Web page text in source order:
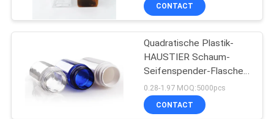
TRETEN
MIT Kunststoff Lotion
Flaschen
CONTACT
Quadratische Plastik-
HAUSTIER Schaum-
Seifenspender-Flaschen,
schäumende
Pumpflasche der Seifen-
60ml
0.28-1.97 MOQ:5000pcs
CONTACT